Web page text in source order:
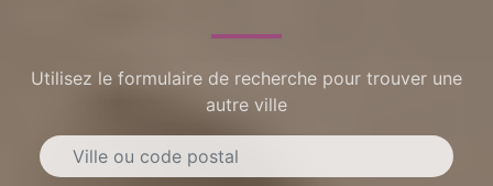
Utilisez le formulaire de recherche pour trouver une
autre ville